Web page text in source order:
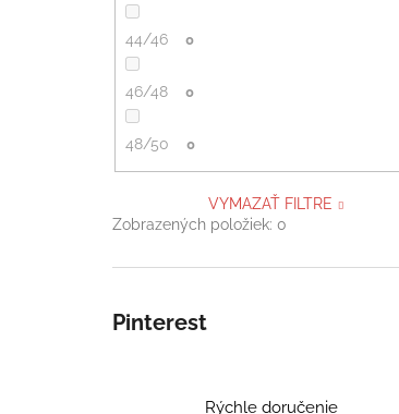
44/46 0
46/48 0
48/50 0
VYMAZAŤ FILTRE
Zobrazených položiek: 0
Pinterest
Rýchle doručenie